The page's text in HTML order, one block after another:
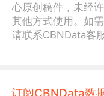
心原创稿件，未经
其他方式使用。如
请联系CBNData客